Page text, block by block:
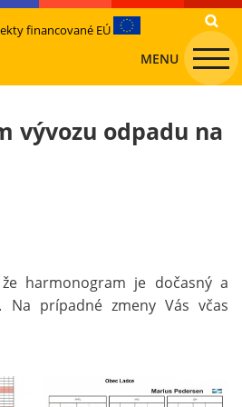
financované EÚ
MENU
vývozu odpadu na
harmonogram je dočasný a
prípadné zmeny Vás včas